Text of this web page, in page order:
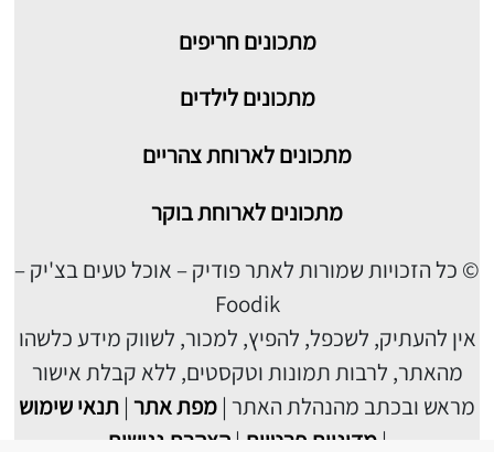
מתכונים חריפים
מתכונים לילדים
מתכונים לארוחת צהריים
מתכונים לארוחת בוקר
© כל הזכויות שמורות לאתר פודיק – אוכל טעים בצ'יק –
Foodik
אין להעתיק, לשכפל, להפיץ, למכור, לשווק מידע כלשהו
מהאתר, לרבות תמונות וטקסטים, ללא קבלת אישור
מראש ובכתב מהנהלת האתר | מפת אתר | תנאי שימוש
|מדיניות פרטיות |הצהרת נגישות